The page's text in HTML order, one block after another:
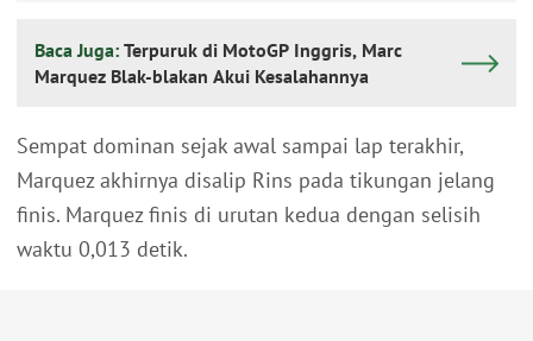
Baca Juga: Terpuruk di MotoGP Inggris, Marc
Marquez Blak-blakan Akui Kesalahannya
Sempat dominan sejak awal sampai lap terakhir,
Marquez akhirnya disalip Rins pada tikungan jelang
finis. Marquez finis di urutan kedua dengan selisih
waktu 0,013 detik.